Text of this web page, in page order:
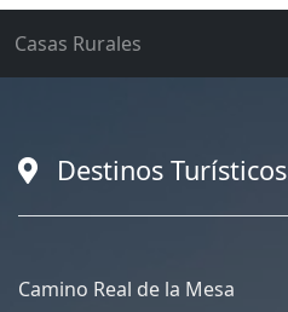
Casas Rurales
Destinos Turísticos
Camino Real de la Mesa